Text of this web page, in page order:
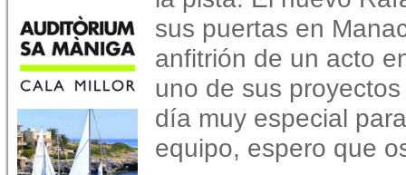
sus puertas en
anfitrión de un acto
uno de sus
día muy especial
equipo, espero que